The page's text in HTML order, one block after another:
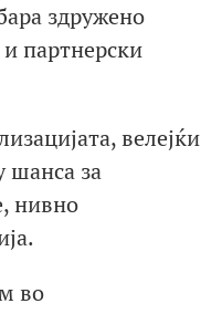
здружено
партнерски
велејќи
шанса за
нивно
во